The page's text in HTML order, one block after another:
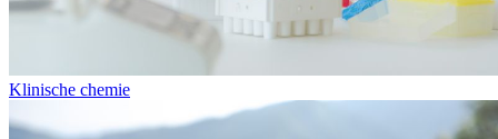
Klinische chemie